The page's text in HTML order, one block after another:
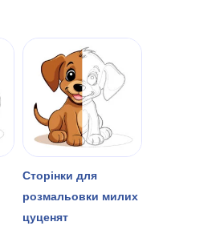
Сторінки для
розмальовки милих
цуценят